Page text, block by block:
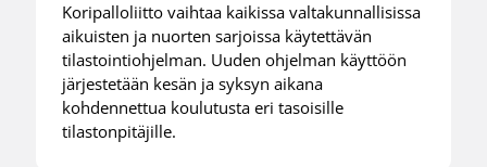
Koripalloliitto vaihtaa kaikissa valtakunnallisissa
aikuisten ja nuorten sarjoissa käytettävän
tilastointiohjelman. Uuden ohjelman käyttöön
järjestetään kesän ja syksyn aikana
kohdennettua koulutusta eri tasoisille
tilastonpitäjille.